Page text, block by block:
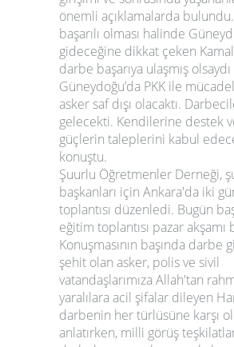
önemli açıklamalarda
başarılı olması halinde
gideceğine dikkat çeken
darbe başarıya ulaşmış olsaydı
Güneydoğu’da PKK ile
asker saf dışı olacaktı.
gelecekti. Kendilerine destek
güçlerin taleplerini kabul
konuştu.
Şuurlu Öğretmenler Derneği,
başkanları için Ankara'da iki
toplantısı düzenledi. Bugün
eğitim toplantısı pazar akşamı
Konuşmasının başında darbe
şehit olan asker, polis ve sivil
vatandaşlarımıza Allah'tan
yaralılara acil şifalar dileyen
darbenin her türlüsüne karşı
anlatırken, milli görüş